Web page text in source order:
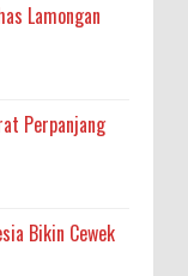
Lamongan
Perpanjang
Bikin Cewek